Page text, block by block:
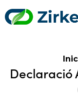
Declaració